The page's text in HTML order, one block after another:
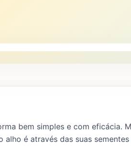
bem simples e com eficácia.
é através das suas